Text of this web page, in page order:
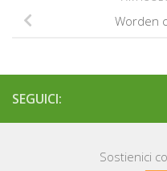
Worden
SEGUICI:
Sostienici